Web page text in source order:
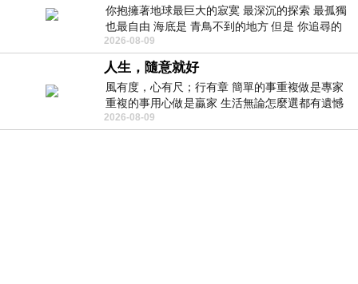
你抱擁著地球最巨大的寂寞 最深沉的探索 最孤獨
也最自由 海底是 青鳥不到的地方 但是 你追尋的
幸福 可以比珍珠更
2026-08-09
人生，隨意就好
風有度，心有尺；行有章 簡單的事重複做是專家
重複的事用心做是贏家 生活無論怎麼選都有遺憾
所以開心就好 生活不會辜負認真
2026-08-09